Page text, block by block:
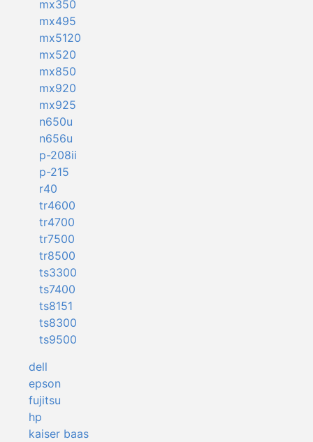
mx350
mx495
mx5120
mx520
mx850
mx920
mx925
n650u
n656u
p-208ii
p-215
r40
tr4600
tr4700
tr7500
tr8500
ts3300
ts7400
ts8151
ts8300
ts9500
dell
epson
fujitsu
hp
kaiser baas